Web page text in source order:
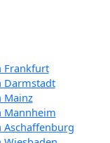
Frankfurt
Darmstadt
Mainz
Mannheim